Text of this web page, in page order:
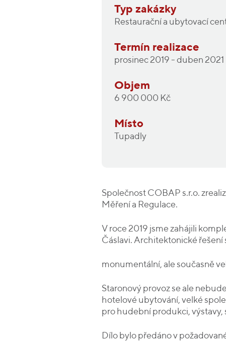
Typ zakázky
Restaurační a ubytovací
Termín realizace
prosinec 2019 - duben 2021
Objem
6 900 000 Kč
Místo
Tupadly
Společnost COBAP s.r.o.
Měření a Regulace.
V roce 2019 jsme zahájili
Čáslavi. Architektonické
monumentální, ale současně
Staronový provoz se ale
hotelové ubytování, velké
pro hudební produkci, výstavy,
Dílo bylo předáno v